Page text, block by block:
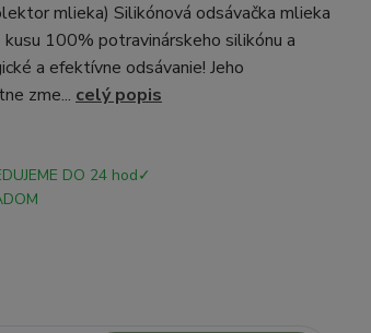
mlieka) Silikónová odsávačka mlieka
100% potravinárskeho silikónu a
a efektívne odsávanie! Jeho
zme... celý popis
DO 24 hod✓